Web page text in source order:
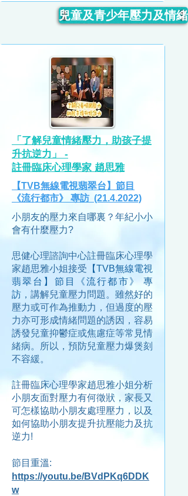
兒童及青少年壓力及情緒
「了解兒童情緒壓力，助孩子提
升抗逆力」 -
註冊臨床心理學家 趙思雅
【TVB無線電視翡翠台】節目
《流行都市》 專訪 (21.4.2022)
小朋友的壓力來自哪裏？年紀小小
會有什麼壓力?
思健心理諮詢中心註冊臨床心理學
家趙思雅小姐接受 【TVB無線電視
翡翠台】節目《流行都市》 專
訪 ，講解兒童壓力問題。雖然好的
壓力或可作為推動力，但過度的壓
力亦可形成情緒問題的誘因，容易
誘發兒童抑鬱症或焦慮症等常見情
緒病。所以，預防兒童壓力爆煲刻
不容緩。
註冊臨床心理學家趙思雅小姐分析
小朋友面對壓力有何徵狀，家長又
可怎樣協助小朋友處理壓力，以及
如何協助小朋友提升抗壓能力及抗
逆力!
節目重溫:
https://youtu.be/BVdPKq6DDK
w